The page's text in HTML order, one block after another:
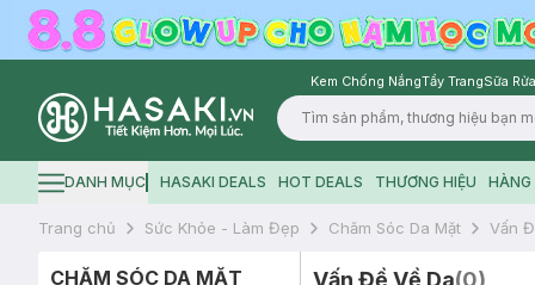
Kem Chống NắngTẩy TrangSữa
Logo
Hamburger icon
DANH MỤC HASAKI DEALS HOT DEALS THƯƠNG HIỆU HÀNG
Trang chủ Sức Khỏe - Làm Đẹp Chăm Sóc Da Mặt Vấn
CHĂM SÓC DA MẶT Vấn Đề Về Da(0)